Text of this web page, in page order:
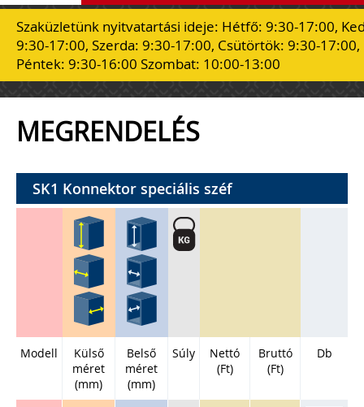
Szaküzletünk nyitvatartási ideje: Hétfő: 9:30-17:00,
9:30-17:00, Szerda: 9:30-17:00, Csütörtök: 9:30-17:00,
Péntek: 9:30-16:00 Szombat: 10:00-13:00
MEGRENDELÉS
SK1 Konnektor speciális széf
Modell
Külső
méret
(mm)
Belső
méret
(mm)
Súly
Nettó
(Ft)
Bruttó
(Ft)
Db